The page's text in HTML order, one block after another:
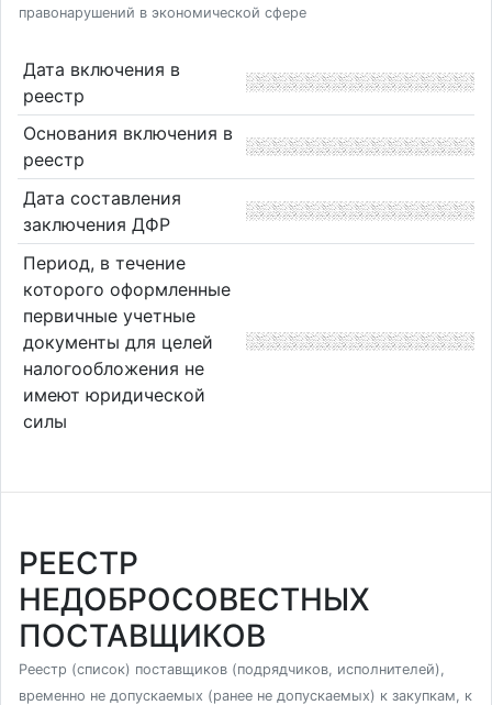
правонарушений в экономической сфере
Дата включения в
реестр
Основания включения в
реестр
Дата составления
заключения ДФР
Период, в течение
которого оформленные
первичные учетные
документы для целей
налогообложения не
имеют юридической
силы
РЕЕСТР
НЕДОБРОСОВЕСТНЫХ
ПОСТАВЩИКОВ
Реестр (список) поставщиков (подрядчиков, исполнителей),
временно не допускаемых (ранее не допускаемых) к закупкам, к